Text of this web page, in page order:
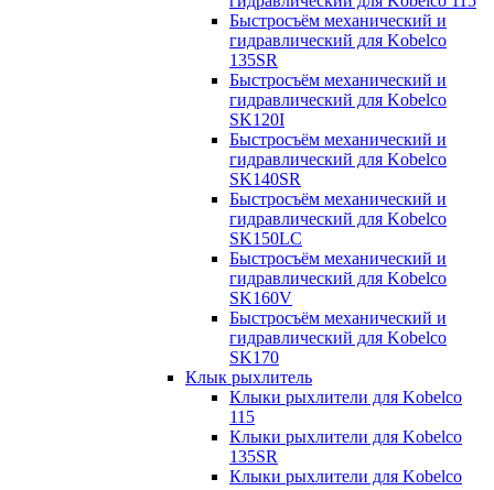
Быстросъём механический и
гидравлический для Kobelco
135SR
Быстросъём механический и
гидравлический для Kobelco
SK120I
Быстросъём механический и
гидравлический для Kobelco
SK140SR
Быстросъём механический и
гидравлический для Kobelco
SK150LC
Быстросъём механический и
гидравлический для Kobelco
SK160V
Быстросъём механический и
гидравлический для Kobelco
SK170
Клык рыхлитель
Клыки рыхлители для Kobelco
115
Клыки рыхлители для Kobelco
135SR
Клыки рыхлители для Kobelco